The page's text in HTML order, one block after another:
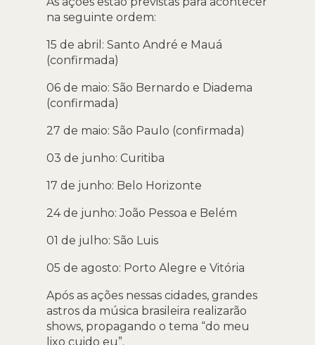
na seguinte ordem:
15 de abril: Santo André e Mauá
(confirmada)
06 de maio: São Bernardo e Diadema
(confirmada)
27 de maio: São Paulo (confirmada)
03 de junho: Curitiba
17 de junho: Belo Horizonte
24 de junho: João Pessoa e Belém
01 de julho: São Luis
05 de agosto: Porto Alegre e Vitória
Após as ações nessas cidades, grandes
astros da música brasileira realizarão
shows, propagando o tema “do meu
lixo cuido eu”.